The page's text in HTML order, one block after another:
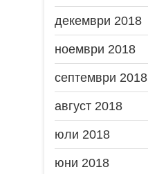
декември 2018
ноември 2018
септември 2018
август 2018
юли 2018
юни 2018